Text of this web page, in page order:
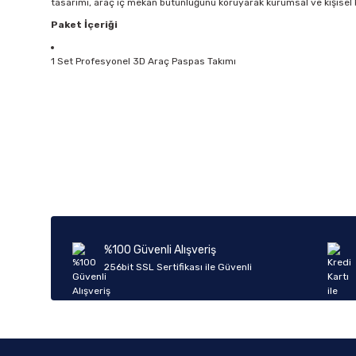
tasarımı, araç iç mekan bütünlüğünü koruyarak kurumsal ve
Paket İçeriği
1 Set Profesyonel 3D Araç Paspas Takımı
Ürün fiyatı diğer sitelerden daha pahalı.
Bu ürüne benzer farklı alternatifler olmalı.
%100 Güvenli Alışveriş
256bit SSL Sertifikası ile Güvenli